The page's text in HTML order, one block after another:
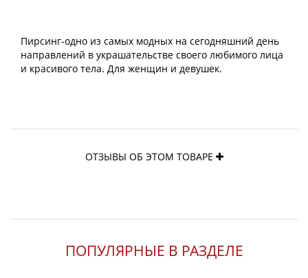
Пирсинг-одно из самых модных на сегодняшний день
направлений в украшательстве своего любимого лица
и красивого тела. Для женщин и девушек.
ОТЗЫВЫ ОБ ЭТОМ ТОВАРЕ
ПОПУЛЯРНЫЕ В РАЗДЕЛЕ